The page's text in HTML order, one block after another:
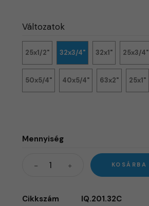
Változatok
25x1/2" 32x3/4" 32x1" 25x3/4"
50x5/4" 40x5/4" 63x2" 25x1"
Mennyiség
KOSÁRBA
Cikkszám
IQ.201.32C